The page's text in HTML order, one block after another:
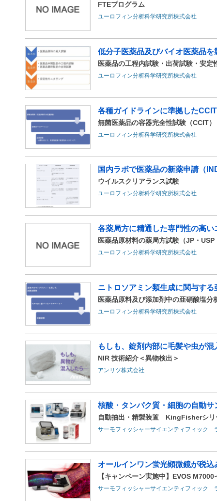
FTEプログラム
ユーロフィン分析科学研究所株式会社
低分子医薬品及びバイオ医薬品
医薬品の工程内試験・出荷試験・安定
ユーロフィン分析科学研究所株式会社
各種ガイドラインに準拠した
無菌医薬品の容器完全性試験（CCIT）
ユーロフィン分析科学研究所株式会社
国内ラボで医薬品の新薬申請（
ウイルスクリアランス試験
ユーロフィン分析科学研究所株式会社
各薬局方に精通した専門性の高
医薬品原材料の薬局方試験（JP・
ユーロフィン分析科学研究所株式会社
ニトロソアミン類生成に関与す
医薬品原料及び添加剤中の亜硝酸塩分
ユーロフィン分析科学研究所株式会社
もしも、錠剤内部に毛髪や虫が
NIR 技術紹介＜異物検出＞
アンリツ株式会社
核酸・タンパク質・細胞の自動サ
自動抽出・精製装置 KingFisherシリ
サーモフィッシャーサイエンティフィック
オールインワン蛍光顕微鏡が税
【キャンペーン実施中】EVOS
サーモフィッシャーサイエンティフィック